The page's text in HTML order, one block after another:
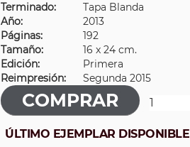
Terminado:
Tapa Blanda
Año:
2013
Páginas:
192
Tamaño:
16 x 24 cm.
Edición:
Primera
Reimpresión:
Segunda 2015
ÚLTIMO EJEMPLAR DISPONIBLE